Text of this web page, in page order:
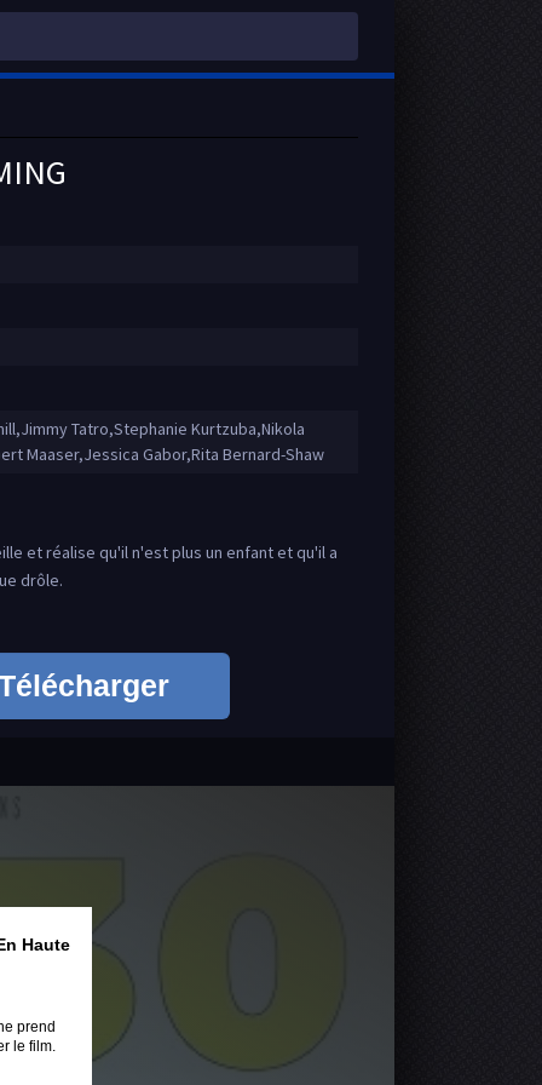
Tatro,Stephanie Kurtzuba,Nikola
Maaser,Jessica Gabor,Rita Bernard-Shaw
et réalise qu'il n'est plus un enfant et qu'il a
drôle.
Haute
prend
le film.